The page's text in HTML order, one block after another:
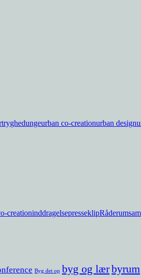
tryghedungeurban co-creationurban design
creationinddragelsepresseklipRåderum
Byg det op byg og lærbyrum